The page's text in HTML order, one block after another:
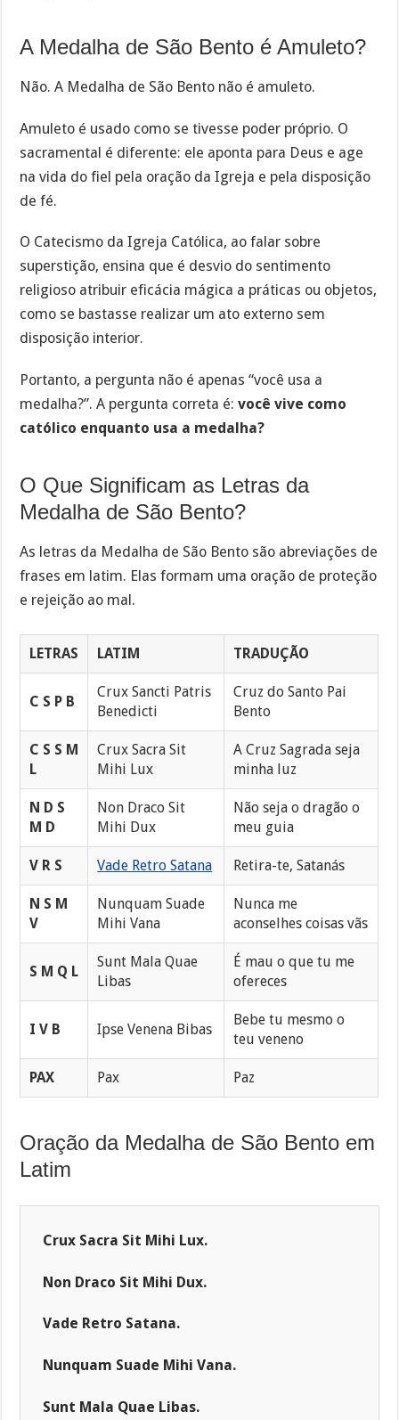
A Medalha de São Bento é Amuleto?
Não. A Medalha de São Bento não é amuleto.
Amuleto é usado como se tivesse poder próprio. O
sacramental é diferente: ele aponta para Deus e age
na vida do fiel pela oração da Igreja e pela disposição
de fé.
O Catecismo da Igreja Católica, ao falar sobre
superstição, ensina que é desvio do sentimento
religioso atribuir eficácia mágica a práticas ou objetos,
como se bastasse realizar um ato externo sem
disposição interior.
Portanto, a pergunta não é apenas “você usa a
medalha?”. A pergunta correta é:você vive como
católico enquanto usa a medalha?
O Que Significam as Letras da
Medalha de São Bento?
As letras da Medalha de São Bento são abreviações de
frases em latim. Elas formam uma oração de proteção
e rejeição ao mal.
LETRAS LATIM TRADUÇÃO
C S P B
Crux Sancti Patris
Benedicti
Cruz do Santo Pai
Bento
C S S M
L
Crux Sacra Sit
Mihi Lux
A Cruz Sagrada seja
minha luz
N D S
M D
Non Draco Sit
Mihi Dux
Não seja o dragão o
meu guia
V R S Vade Retro Satana Retira-te, Satanás
N S M
V
Nunquam Suade
Mihi Vana
Nunca me
aconselhes coisas vãs
S M Q L
Sunt Mala Quae
Libas
É mau o que tu me
ofereces
I V B Ipse Venena Bibas
Bebe tu mesmo o
teu veneno
PAX Pax Paz
Oração da Medalha de São Bento em
Latim
Crux Sacra Sit Mihi Lux.
Non Draco Sit Mihi Dux.
Vade Retro Satana.
Nunquam Suade Mihi Vana.
Sunt Mala Quae Libas.